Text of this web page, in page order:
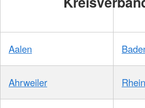
Aalen
Ahrweiler